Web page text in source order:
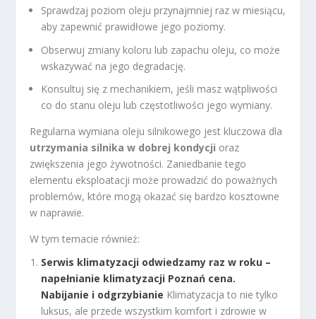
Sprawdzaj poziom oleju przynajmniej raz w miesiącu,
aby zapewnić prawidłowe jego poziomy.
Obserwuj zmiany koloru lub zapachu oleju, co może
wskazywać na jego degradację.
Konsultuj się z mechanikiem, jeśli masz wątpliwości
co do stanu oleju lub częstotliwości jego wymiany.
Regularna wymiana oleju silnikowego jest kluczowa dla
utrzymania silnika w dobrej kondycji oraz
zwiększenia jego żywotności. Zaniedbanie tego
elementu eksploatacji może prowadzić do poważnych
problemów, które mogą okazać się bardzo kosztowne
w naprawie.
W tym temacie również:
Serwis klimatyzacji odwiedzamy raz w roku –
napełnianie klimatyzacji Poznań cena.
Nabijanie i odgrzybianie Klimatyzacja to nie tylko
luksus, ale przede wszystkim komfort i zdrowie w